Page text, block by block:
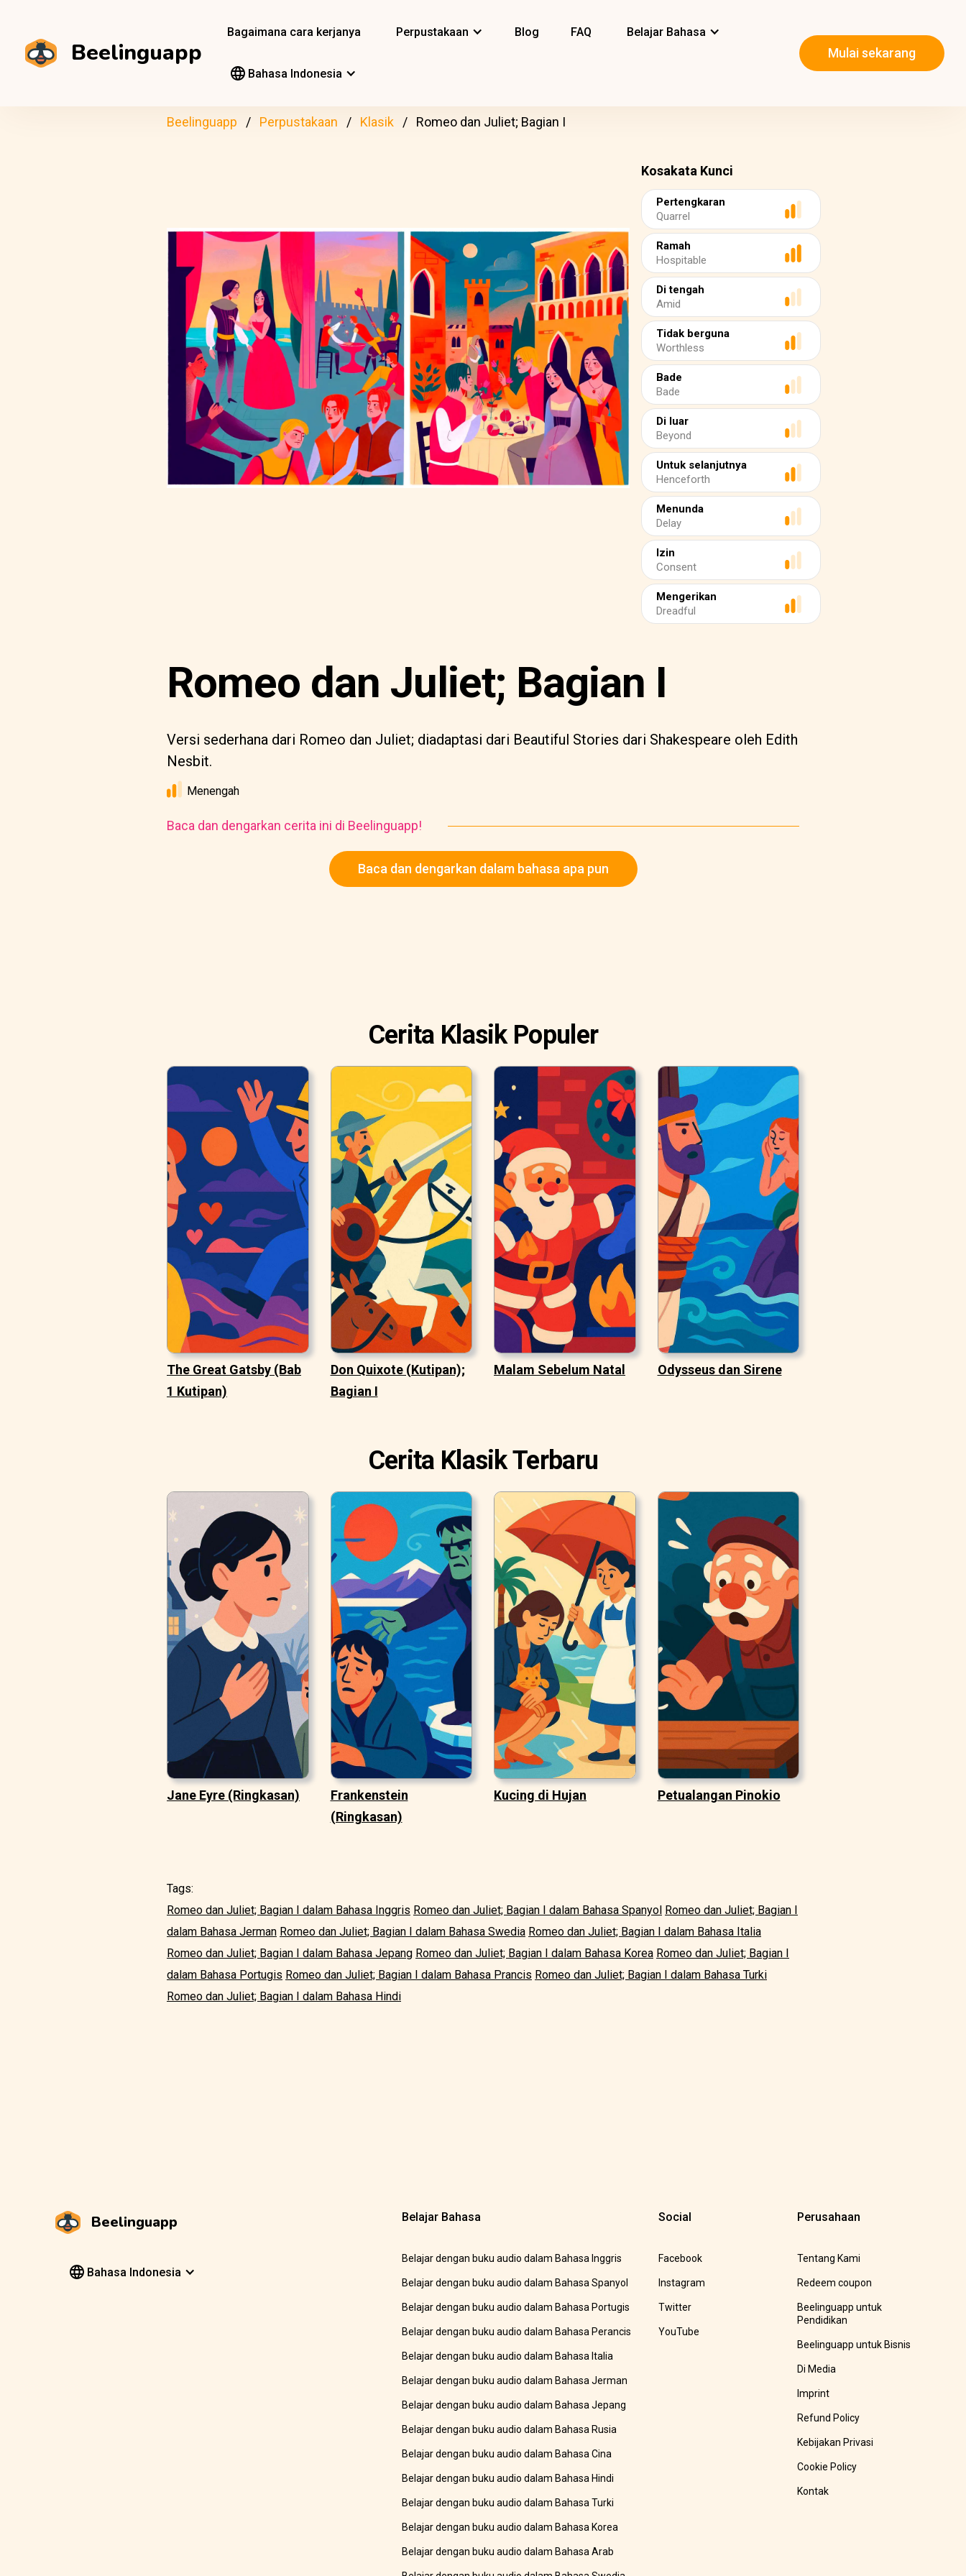
Beelinguapp
Bagaimana cara kerjanya Perpustakaan Blog FAQ Belajar Bahasa
Bahasa Indonesia
Mulai sekarang
Beelinguapp Perpustakaan Klasik Romeo dan Juliet; Bagian I
Kosakata Kunci
Pertengkaran
Quarrel
Ramah
Hospitable
Di tengah
Amid
Tidak berguna
Worthless
Bade
Bade
Di luar
Beyond
Untuk selanjutnya
Henceforth
Menunda
Delay
Izin
Consent
Mengerikan
Dreadful
Romeo dan Juliet; Bagian I
Versi sederhana dari Romeo dan Juliet; diadaptasi dari Beautiful Stories dari Shakespeare oleh Edith
Nesbit.
Menengah
Baca dan dengarkan cerita ini di Beelinguapp!
Baca dan dengarkan dalam bahasa apa pun
Cerita Klasik Populer
The Great Gatsby (Bab
1 Kutipan)
Don Quixote (Kutipan);
Bagian I
Malam Sebelum Natal Odysseus dan Sirene
Cerita Klasik Terbaru
Jane Eyre (Ringkasan)
Frankenstein
(Ringkasan)
Kucing di Hujan Petualangan Pinokio
Tags:
Romeo dan Juliet; Bagian I dalam Bahasa Inggris Romeo dan Juliet; Bagian I dalam Bahasa Spanyol Romeo dan Juliet; Bagian I
dalam Bahasa Jerman Romeo dan Juliet; Bagian I dalam Bahasa Swedia Romeo dan Juliet; Bagian I dalam Bahasa Italia
Romeo dan Juliet; Bagian I dalam Bahasa Jepang Romeo dan Juliet; Bagian I dalam Bahasa Korea Romeo dan Juliet; Bagian I
dalam Bahasa Portugis Romeo dan Juliet; Bagian I dalam Bahasa Prancis Romeo dan Juliet; Bagian I dalam Bahasa Turki
Romeo dan Juliet; Bagian I dalam Bahasa Hindi
Beelinguapp
Bahasa Indonesia
Belajar Bahasa
Belajar dengan buku audio dalam Bahasa Inggris
Belajar dengan buku audio dalam Bahasa Spanyol
Belajar dengan buku audio dalam Bahasa Portugis
Belajar dengan buku audio dalam Bahasa Perancis
Belajar dengan buku audio dalam Bahasa Italia
Belajar dengan buku audio dalam Bahasa Jerman
Belajar dengan buku audio dalam Bahasa Jepang
Belajar dengan buku audio dalam Bahasa Rusia
Belajar dengan buku audio dalam Bahasa Cina
Belajar dengan buku audio dalam Bahasa Hindi
Belajar dengan buku audio dalam Bahasa Turki
Belajar dengan buku audio dalam Bahasa Korea
Belajar dengan buku audio dalam Bahasa Arab
Social
Facebook
Instagram
Twitter
YouTube
Perusahaan
Tentang Kami
Redeem coupon
Beelinguapp untuk
Pendidikan
Beelinguapp untuk Bisnis
Di Media
Imprint
Refund Policy
Kebijakan Privasi
Cookie Policy
Kontak